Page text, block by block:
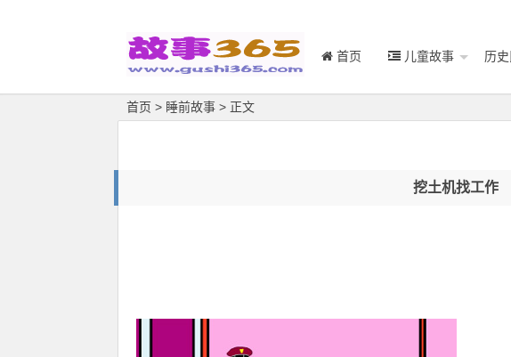
首页 儿童故事 历
首页 > 睡前故事 > 正文
挖土机找工作